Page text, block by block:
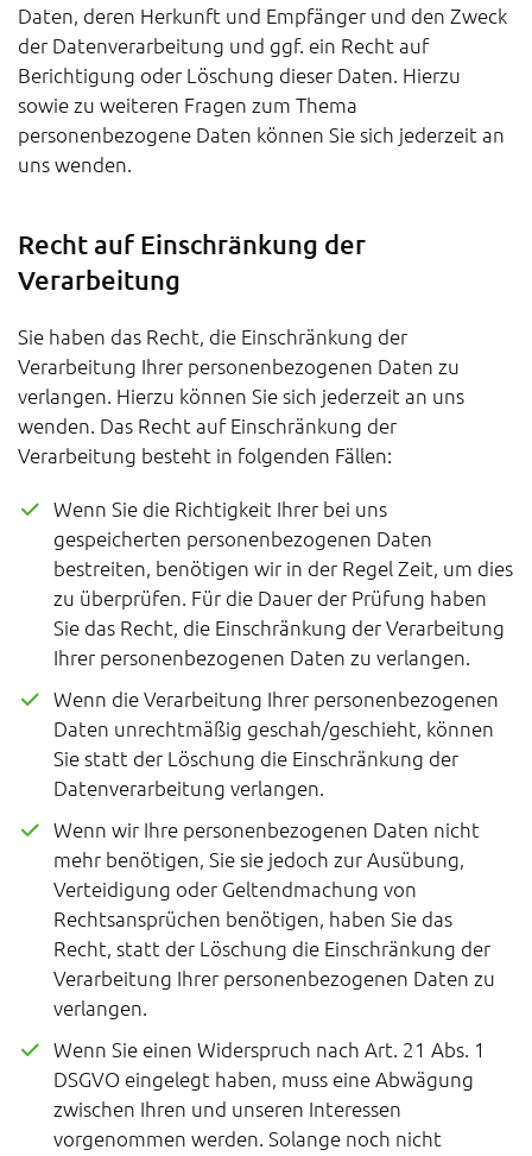
Daten, deren Herkunft und Empfänger und den Zweck
der Datenverarbeitung und ggf. ein Recht auf
Berichtigung oder Löschung dieser Daten. Hierzu
sowie zu weiteren Fragen zum Thema
personenbezogene Daten können Sie sich jederzeit an
uns wenden.
Recht auf Einschränkung der
Verarbeitung
Sie haben das Recht, die Einschränkung der
Verarbeitung Ihrer personenbezogenen Daten zu
verlangen. Hierzu können Sie sich jederzeit an uns
wenden. Das Recht auf Einschränkung der
Verarbeitung besteht in folgenden Fällen:
Wenn Sie die Richtigkeit Ihrer bei uns
gespeicherten personenbezogenen Daten
bestreiten, benötigen wir in der Regel Zeit, um dies
zu überprüfen. Für die Dauer der Prüfung haben
Sie das Recht, die Einschränkung der Verarbeitung
Ihrer personenbezogenen Daten zu verlangen.
Wenn die Verarbeitung Ihrer personenbezogenen
Daten unrechtmäßig geschah/geschieht, können
Sie statt der Löschung die Einschränkung der
Datenverarbeitung verlangen.
Wenn wir Ihre personenbezogenen Daten nicht
mehr benötigen, Sie sie jedoch zur Ausübung,
Verteidigung oder Geltendmachung von
Rechtsansprüchen benötigen, haben Sie das
Recht, statt der Löschung die Einschränkung der
Verarbeitung Ihrer personenbezogenen Daten zu
verlangen.
Wenn Sie einen Widerspruch nach Art. 21 Abs. 1
DSGVO eingelegt haben, muss eine Abwägung
zwischen Ihren und unseren Interessen
vorgenommen werden. Solange noch nicht